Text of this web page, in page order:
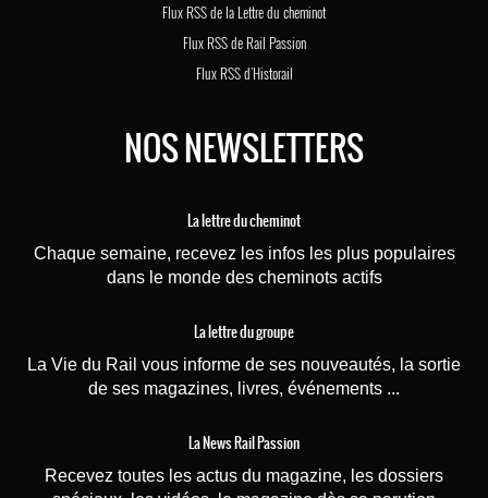
Flux RSS de la Lettre du cheminot
Flux RSS de Rail Passion
Flux RSS d'Historail
NOS NEWSLETTERS
La lettre du cheminot
Chaque semaine, recevez les infos les plus populaires
dans le monde des cheminots actifs
La lettre du groupe
La Vie du Rail vous informe de ses nouveautés, la sortie
de ses magazines, livres, événements ...
La News Rail Passion
Recevez toutes les actus du magazine, les dossiers